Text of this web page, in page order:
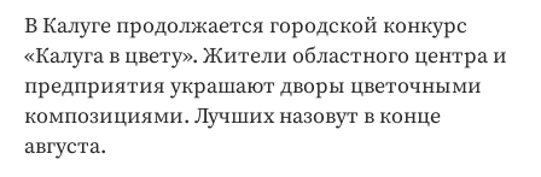
Экономика и бизнес
ПРОЕКТЫ
Блоги
Издания
В Калуге продолжается городской конкурс
«Калуга в цвету». Жители областного центра и
предприятия украшают дворы цветочными
композициями. Лучших назовут в конце
августа.